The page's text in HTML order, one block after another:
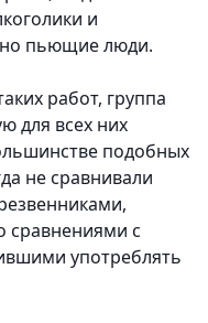
и
пьющие люди.
работ, группа
для всех них
подобных
не сравнивали
сравнениями с
употреблять